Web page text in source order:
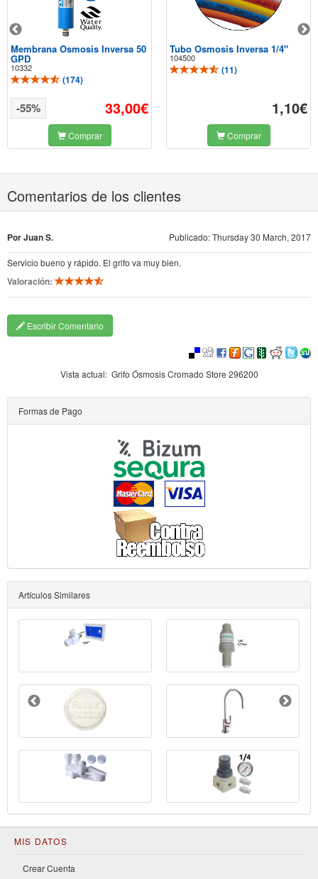
Membrana Osmosis Inversa 50
GPD
10332
(174)
33,00€
-55%
Comprar
Tubo Osmosis Inversa 1/4"
104500
(11)
1,10€
Comprar
Comentarios de los clientes
Por Juan S. Publicado: Thursday 30 March, 2017
Servicio bueno y rápido. El grifo va muy bien.
Valoración:
Escribir Comentario
Vista actual: Grifo Ósmosis Cromado Store 296200
Formas de Pago
Artículos Similares
MIS DATOS
Crear Cuenta